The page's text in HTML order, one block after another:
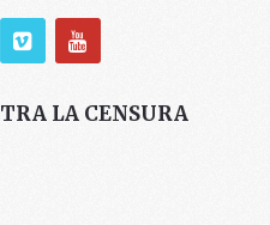
LA CENSURA